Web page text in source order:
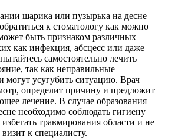
шарика или пузырька на десне
к стоматологу как можно
быть признаком различных
как инфекция, абсцесс или даже
самостоятельно лечить
так как неправильные
могут усугубить ситуацию. Врач
определит причину и предложит
лечение. В случае образования
необходимо соблюдать гигиену
травмирования области и не
к специалисту.